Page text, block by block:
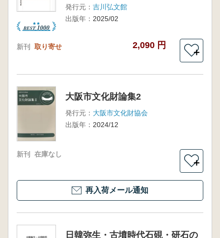
発行元： 吉川弘文館
出版年： 2025/02
新刊 取り寄せ 2,090 円
＋
大阪市文化財論集2
発行元： 大阪市文化財協会
出版年： 2024/12
新刊 在庫なし
＋
再入荷メール通知
日韓弥生・古墳時代石硯・研石の